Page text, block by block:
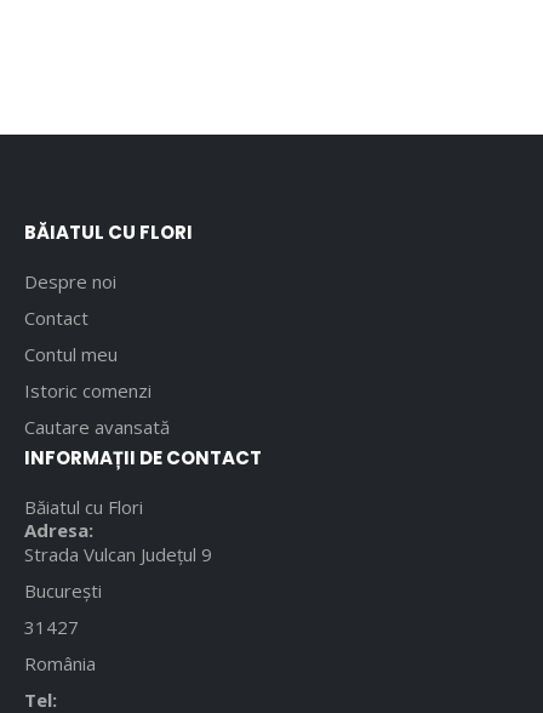
BĂIATUL CU FLORI
Despre noi
Contact
Contul meu
Istoric comenzi
Cautare avansată
INFORMAȚII DE CONTACT
Băiatul cu Flori
Adresa:
Strada Vulcan Județul 9
București
31427
România
Tel: